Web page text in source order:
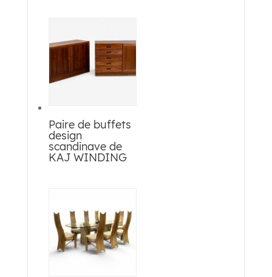
Paire de buffets
design
scandinave de
KAJ WINDING